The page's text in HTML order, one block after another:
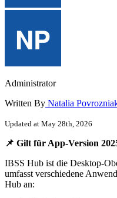
Administrator
Written By Natalia
Updated at May 28th, 2026
 Gilt für App-Version
IBSS Hub ist die Desktop-
umfasst verschiedene
Hub an: